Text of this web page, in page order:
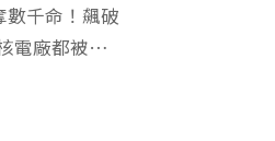
數千命！飆破
電廠都被逼停